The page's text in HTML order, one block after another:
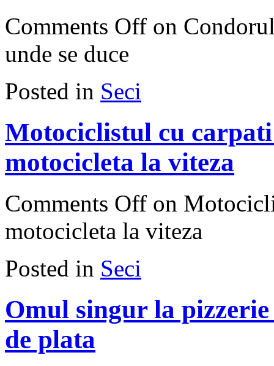
Comments Off on
unde se duce
Posted in Seci
Motociclistul cu carpati
motocicleta la viteza
Comments Off on
motocicleta la viteza
Posted in Seci
Omul singur la
de plata